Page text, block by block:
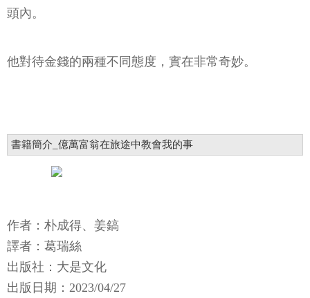
頭內。
他對待金錢的兩種不同態度，實在非常奇妙。
書籍簡介_億萬富翁在旅途中教會我的事
作者：朴成得、姜鎬
譯者：葛瑞絲
出版社：大是文化
出版日期：2023/04/27